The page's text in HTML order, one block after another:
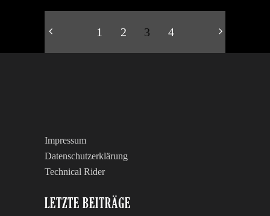
1 2 3 4
Impressum
Datenschutzerklärung
Technical Rider
LETZTE BEITRÄGE